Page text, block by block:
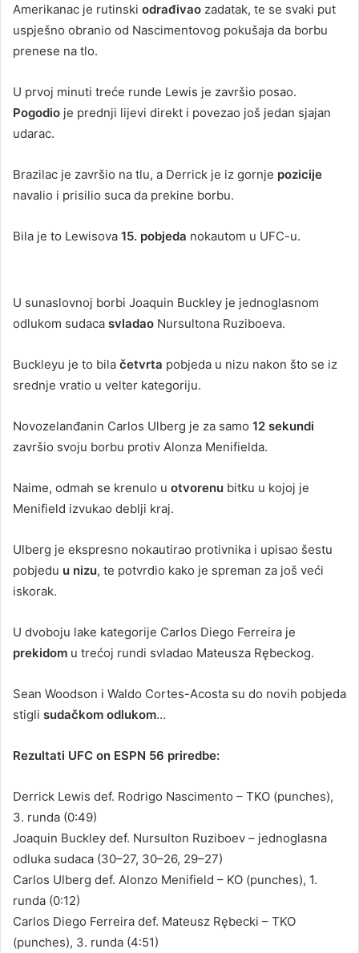
Amerikanac je rutinski odrađivao zadatak, te se svaki put
uspješno obranio od Nascimentovog pokušaja da borbu
prenese na tlo.
U prvoj minuti treće runde Lewis je završio posao.
Pogodio je prednji lijevi direkt i povezao još jedan sjajan
udarac.
Brazilac je završio na tlu, a Derrick je iz gornje pozicije
navalio i prisilio suca da prekine borbu.
Bila je to Lewisova 15. pobjeda nokautom u UFC-u.
U sunaslovnoj borbi Joaquin Buckley je jednoglasnom
odlukom sudaca svladao Nursultona Ruziboeva.
Buckleyu je to bila četvrta pobjeda u nizu nakon što se iz
srednje vratio u velter kategoriju.
Novozelanđanin Carlos Ulberg je za samo 12 sekundi
završio svoju borbu protiv Alonza Menifielda.
Naime, odmah se krenulo u otvorenu bitku u kojoj je
Menifield izvukao deblji kraj.
Ulberg je ekspresno nokautirao protivnika i upisao šestu
pobjedu u nizu, te potvrdio kako je spreman za još veći
iskorak.
U dvoboju lake kategorije Carlos Diego Ferreira je
prekidom u trećoj rundi svladao Mateusza Rębeckog.
Sean Woodson i Waldo Cortes-Acosta su do novih pobjeda
stigli sudačkom odlukom…
Rezultati UFC on ESPN 56 priredbe:
Derrick Lewis def. Rodrigo Nascimento – TKO (punches),
3. runda (0:49)
Joaquin Buckley def. Nursulton Ruziboev – jednoglasna
odluka sudaca (30–27, 30–26, 29–27)
Carlos Ulberg def. Alonzo Menifield – KO (punches), 1.
runda (0:12)
Carlos Diego Ferreira def. Mateusz Rębecki – TKO
(punches), 3. runda (4:51)